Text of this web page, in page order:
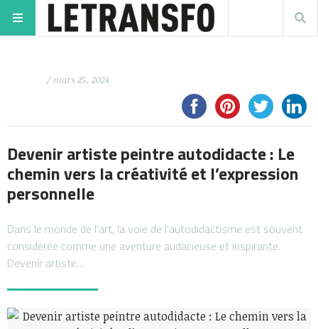
/ mars 25, 2024
Devenir artiste peintre autodidacte : Le
chemin vers la créativité et l’expression
personnelle
Dans le monde de l’art, la voie de l’autodidactisme est souvent
considérée comme une aventure audacieuse et inspirante.
Devenir artiste…